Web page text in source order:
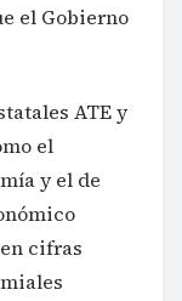
el Gobierno
ATE y
el
y el de
cifras